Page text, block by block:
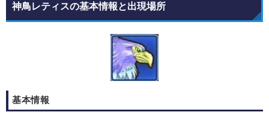
神鳥レティスの基本情報と出現場所
基本情報